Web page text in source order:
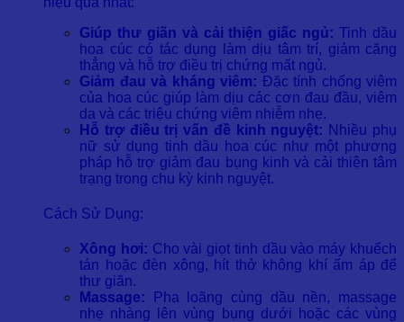
Giúp thư giãn và cải thiện giấc ngủ: Tinh dầu
hoa cúc có tác dụng làm dịu tâm trí, giảm căng
thẳng và hỗ trợ điều trị chứng mất ngủ.
Giảm đau và kháng viêm: Đặc tính chống viêm
của hoa cúc giúp làm dịu các cơn đau đầu, viêm
da và các triệu chứng viêm nhiễm nhẹ.
Hỗ trợ điều trị vấn đề kinh nguyệt: Nhiều phụ
nữ sử dụng tinh dầu hoa cúc như một phương
pháp hỗ trợ giảm đau bụng kinh và cải thiện tâm
trạng trong chu kỳ kinh nguyệt.
Cách Sử Dụng:
Xông hơi: Cho vài giọt tinh dầu vào máy khuếch
tán hoặc đèn xông, hít thở không khí ấm áp để
thư giãn.
Massage: Pha loãng cùng dầu nền, massage
nhẹ nhàng lên vùng bụng dưới hoặc các vùng